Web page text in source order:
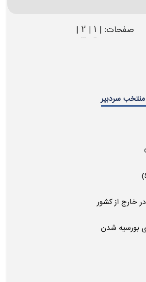
صفحات: | 1
|
2
|
سردبیر
خارج از کشور
بورسیه شدن